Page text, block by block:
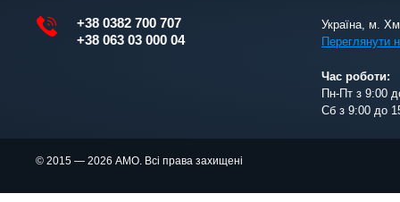
+38 0382 700 707
+38 063 03 000 04
Україна, м.
Переглянути
Час роботи:
Пн-Пт з 9:00
Сб з 9:00 до
© 2015 — 2026 АМО. Всі права захищені